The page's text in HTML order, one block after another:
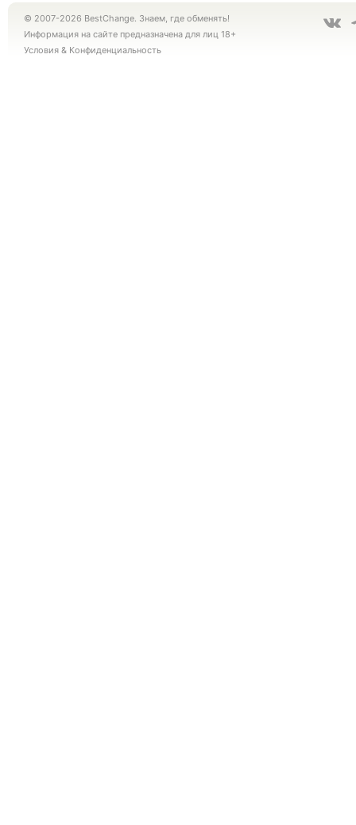
© 2007-2026 BestChange. Знаем, где обменять!
Информация на сайте предназначена для лиц 18+
Условия & Конфиденциальность